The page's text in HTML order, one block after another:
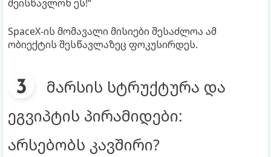
შეისწავლონ ეს!“
SpaceX-ის მომავალი მისიები შესაძლოა ამ
ობიექტის შესწავლაზეც ფოკუსირდეს.
მარსის სტრუქტურა და
ეგვიპტის პირამიდები:
არსებობს კავშირი?